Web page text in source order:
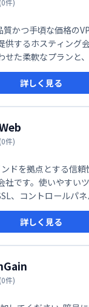
(0件)
かつ手頃な価格の
供するホスティング
せた柔軟なプランと
ブサイトやアプリケ
します。コストパフ
ョンをお探しなら、
詳しく見る
(0件)
ドを拠点とする信頼
社です。使いやすい
、コントロールパ
を提供し、最高のホ
力のある価格で、機
ます。今すぐ始めま
詳しく見る
(0件)